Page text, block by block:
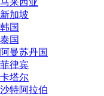
马来西亚
新加坡
韩国
泰国
阿曼苏丹国
菲律宾
卡塔尔
沙特阿拉伯